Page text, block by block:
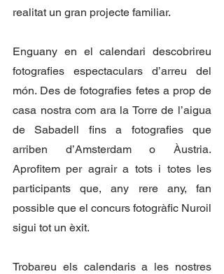
realitat un gran projecte familiar.
Enguany en el calendari descobrireu
fotografies espectaculars d’arreu del
món. Des de fotografies fetes a prop de
casa nostra com ara la Torre de l’aigua
de Sabadell fins a fotografies que
arriben d’Amsterdam o Àustria.
Aprofitem per agrair a tots i totes les
participants que, any rere any, fan
possible que el concurs fotogràfic Nuroil
sigui tot un èxit.
Trobareu els calendaris a les nostres